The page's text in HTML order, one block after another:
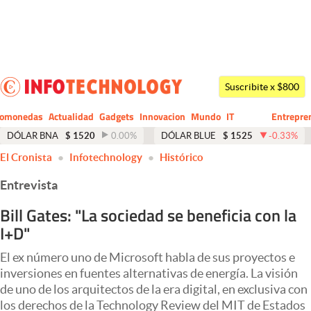
Dólar
Economía y Política
Finanzas y Mercados
Mercados Online
Negocios
Columnistas
Apertura
Suscribite x $800
Actualidad Gadgets Innovacion Mundo
CIO
IT
Business
DÓLAR BNA $ 1520 0.00% DÓLAR BLUE $ 1525 -0.33%
El Cronista Infotechnology Histórico
Entrevista
Bill Gates: "La sociedad se beneficia con la
I+D"
El ex número uno de Microsoft habla de sus proyectos e
inversiones en fuentes alternativas de energía. La visión
de uno de los arquitectos de la era digital, en exclusiva con
los derechos de la Technology Review del MIT de Estados